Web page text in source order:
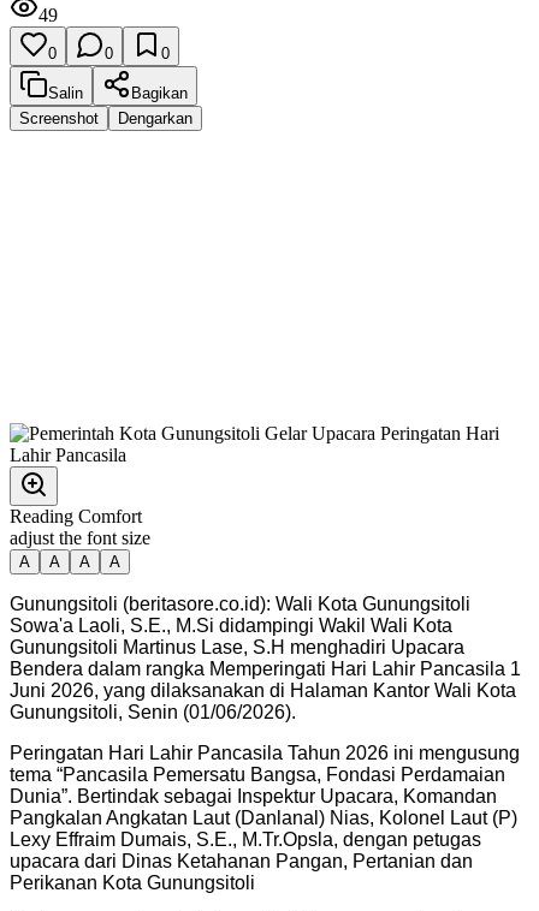
49
0 0 0
Salin
Bagikan
Screenshot
Dengarkan
Reading Comfort
adjust the font size
A A A A
Gunungsitoli (beritasore.co.id): Wali Kota Gunungsitoli
Sowa'a Laoli, S.E., M.Si didampingi Wakil Wali Kota
Gunungsitoli Martinus Lase, S.H menghadiri Upacara
Bendera dalam rangka Memperingati Hari Lahir Pancasila 1
Juni 2026, yang dilaksanakan di Halaman Kantor Wali Kota
Gunungsitoli, Senin (01/06/2026).
Peringatan Hari Lahir Pancasila Tahun 2026 ini mengusung
tema “Pancasila Pemersatu Bangsa, Fondasi Perdamaian
Dunia”. Bertindak sebagai Inspektur Upacara, Komandan
Pangkalan Angkatan Laut (Danlanal) Nias, Kolonel Laut (P)
Lexy Effraim Dumais, S.E., M.Tr.Opsla, dengan petugas
upacara dari Dinas Ketahanan Pangan, Pertanian dan
Perikanan Kota Gunungsitoli